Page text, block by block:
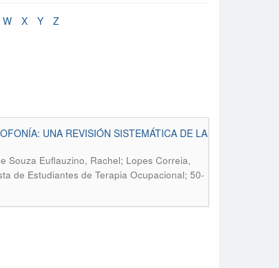
W X Y
Z
UNA REVISIÓN SISTEMÁTICA DE LA
Souza Euflauzino, Rachel; Lopes Correia,
de Estudiantes de Terapia Ocupacional; 50-